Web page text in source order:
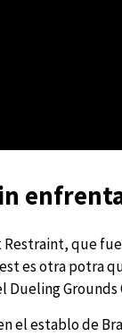
Restraint, que
es otra potra
Grounds
el establo de